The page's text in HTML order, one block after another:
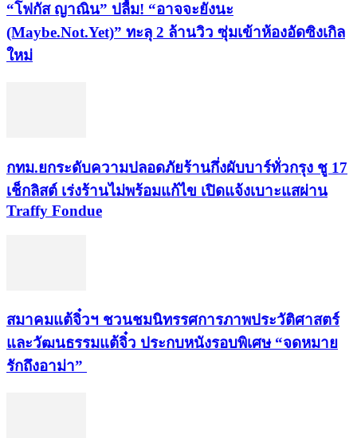
“โฟกัส ญาณิน” ปลื้ม! “อาจจะยังนะ
(Maybe.Not.Yet)” ทะลุ 2 ล้านวิว ซุ่มเข้าห้องอัดซิงเกิล
ใหม่
กทม.ยกระดับความปลอดภัยร้านกึ่งผับบาร์ทั่วกรุง ชู 17
เช็กลิสต์ เร่งร้านไม่พร้อมแก้ไข เปิดแจ้งเบาะแสผ่าน
Traffy Fondue
สมาคมแต้จิ๋วฯ ชวนชมนิทรรศการภาพประวัติศาสตร์
และวัฒนธรรมแต้จิ๋ว ประกบหนังรอบพิเศษ “จดหมาย
รักถึงอาม่า”